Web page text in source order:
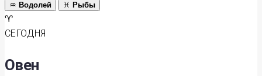
♒ Водолей ♓ Рыбы
♈
СЕГОДНЯ
Овен